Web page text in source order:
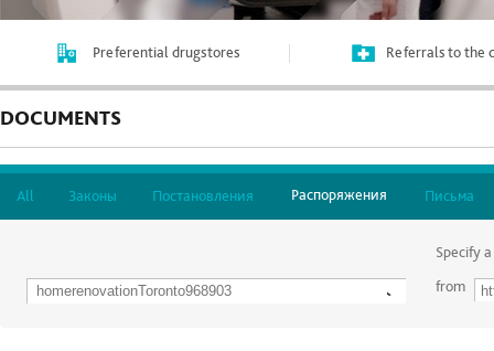
Preferential drugstores Referrals to the
DOCUMENTS
All Законы Постановления Распоряжения Письма
Specify
from